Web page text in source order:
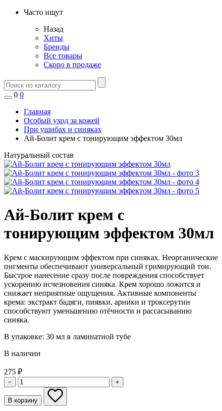
Часто ищут
Назад
Хиты
Бренды
Все товары
Скоро в продаже
0 0
Главная
Особый уход за кожей
При ушибах и синяках
Ай-Болит крем с тонирующим эффектом 30мл
Натуральный состав
Ай-Болит крем с
тонирующим эффектом 30мл
Крем с маскирующим эффектом при синяках. Неорганические
пигменты обеспечивают универсальный гримирующий тон.
Быстрое нанесение сразу после повреждения способствует
ускорению исчезновения синяка. Крем хорошо ложится и
снижает неприятные ощущения. Активные компоненты
крема: экстракт бадяги, пиявки, арники и троксерутин
способствуют уменьшению отёчности и рассасыванию
синяка.
В упаковке: 30 мл в ламинатной тубе
В наличии
275 ₽
− +
В корзину